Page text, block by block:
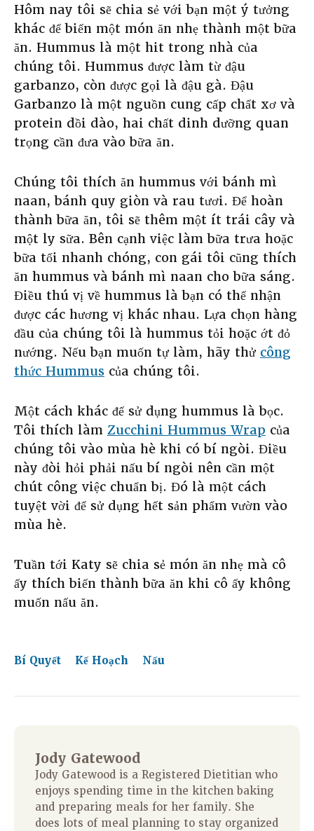
Hôm nay tôi sẽ chia sẻ với bạn một ý tưởng
khác để biến một món ăn nhẹ thành một bữa
ăn. Hummus là một hit trong nhà của
chúng tôi. Hummus được làm từ đậu
garbanzo, còn được gọi là đậu gà. Đậu
Garbanzo là một nguồn cung cấp chất xơ và
protein dồi dào, hai chất dinh dưỡng quan
trọng cần đưa vào bữa ăn.
Chúng tôi thích ăn hummus với bánh mì
naan, bánh quy giòn và rau tươi. Để hoàn
thành bữa ăn, tôi sẽ thêm một ít trái cây và
một ly sữa. Bên cạnh việc làm bữa trưa hoặc
bữa tối nhanh chóng, con gái tôi cũng thích
ăn hummus và bánh mì naan cho bữa sáng.
Điều thú vị về hummus là bạn có thể nhận
được các hương vị khác nhau. Lựa chọn hàng
đầu của chúng tôi là hummus tỏi hoặc ớt đỏ
nướng. Nếu bạn muốn tự làm, hãy thử công
thức Hummus của chúng tôi.
Một cách khác để sử dụng hummus là bọc.
Tôi thích làm Zucchini Hummus Wrap của
chúng tôi vào mùa hè khi có bí ngòi. Điều
này đòi hỏi phải nấu bí ngòi nên cần một
chút công việc chuẩn bị. Đó là một cách
tuyệt vời để sử dụng hết sản phẩm vườn vào
mùa hè.
Tuần tới Katy sẽ chia sẻ món ăn nhẹ mà cô
ấy thích biến thành bữa ăn khi cô ấy không
muốn nấu ăn.
Bí Quyết Kế Hoạch Nấu
Jody Gatewood
Jody Gatewood is a Registered Dietitian who
enjoys spending time in the kitchen baking
and preparing meals for her family. She
does lots of meal planning to stay organized